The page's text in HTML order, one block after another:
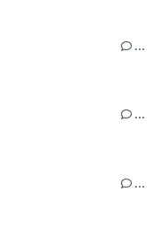
…
…
…